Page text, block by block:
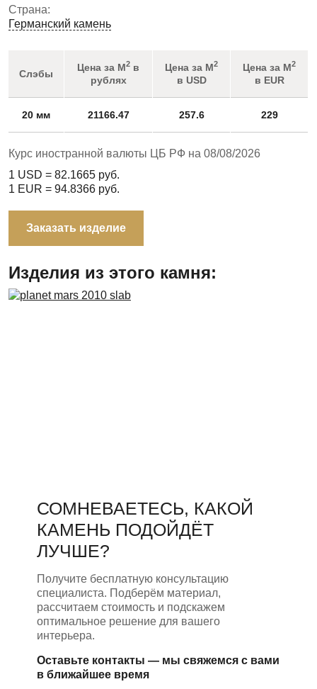
Страна:
Германский камень
Слэбы
Цена за М2 в
рублях
Цена за М2
в USD
Цена за М2
в EUR
20 мм 21166.47 257.6 229
Курс иностранной валюты ЦБ РФ на 08/08/2026
1 USD = 82.1665 руб.
1 EUR = 94.8366 руб.
Заказать изделие
Изделия из этого камня:
СОМНЕВАЕТЕСЬ, КАКОЙ
КАМЕНЬ ПОДОЙДЁТ
ЛУЧШЕ?
Получите бесплатную консультацию
специалиста. Подберём материал,
рассчитаем стоимость и подскажем
оптимальное решение для вашего
интерьера.
Оставьте контакты — мы свяжемся с вами
в ближайшее время